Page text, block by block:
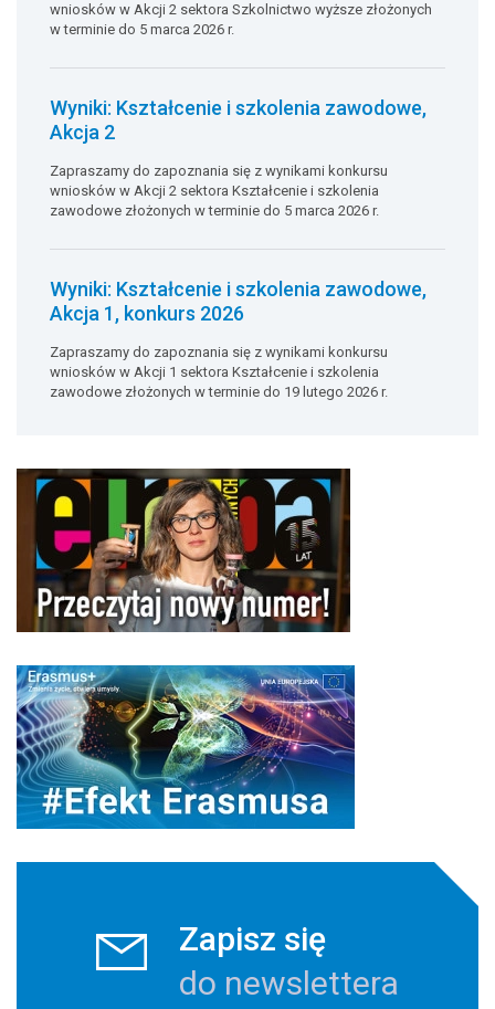
wniosków w Akcji 2 sektora Szkolnictwo wyższe złożonych
w terminie do 5 marca 2026 r.
Wyniki: Kształcenie i szkolenia zawodowe,
Akcja 2
Zapraszamy do zapoznania się z wynikami konkursu
wniosków w Akcji 2 sektora Kształcenie i szkolenia
zawodowe złożonych w terminie do 5 marca 2026 r.
Wyniki: Kształcenie i szkolenia zawodowe,
Akcja 1, konkurs 2026
Zapraszamy do zapoznania się z wynikami konkursu
wniosków w Akcji 1 sektora Kształcenie i szkolenia
zawodowe złożonych w terminie do 19 lutego 2026 r.
Zapisz się
do newslettera